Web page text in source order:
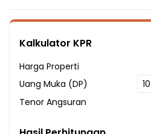
Fasilitas Sekitar Hunian:
2 Menit ke SDN Jatisampurna VIII
3 Menit ke SD ISLAM SABILINA
5 Menit ke SDN Jatisampurna V & X
6 Menit ke SMPN 230 Jakarta
Kalkulator KPR
Harga Properti
Uang Muka (DP)
Tenor Angsuran